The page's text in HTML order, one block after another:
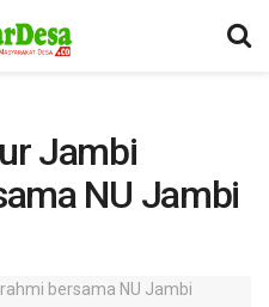
Jambi
NU Jambi